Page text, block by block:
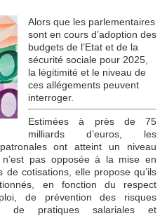
Alors que les parlementaires
sont en cours d’adoption des
budgets de l’Etat et de la
sécurité sociale pour 2025,
la légitimité et le niveau de
ces allégements peuvent
interroger.
Estimées à près de 75
milliards d’euros, les
ont atteint un niveau
pas opposée à la mise en
cotisations, elle propose qu’ils
en fonction du respect
de prévention des risques
de pratiques salariales et